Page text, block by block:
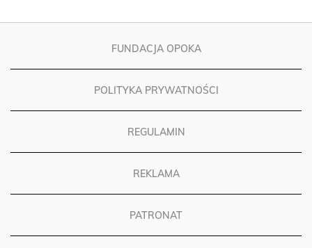
FUNDACJA OPOKA
POLITYKA PRYWATNOŚCI
REGULAMIN
REKLAMA
PATRONAT